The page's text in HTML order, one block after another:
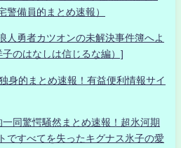
警備員的まとめ速報）
人勇者カツオンの未解決事件簿へよ
のはなしは信じるな編）]
的まとめ速報！有益便利情報サイ
同驚愕騒然まとめ速報！超氷河期
ですべてを失ったキグナス氷子の愛